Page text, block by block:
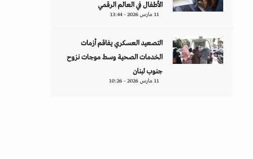
الأطفال في العالم الرقمي
11 مارس 2026 - 13:44
التصعيد العسكري يفاقم أزمات
الخدمات الصحية وسط موجات نزوح
جنوب لبنان
11 مارس 2026 - 10:26